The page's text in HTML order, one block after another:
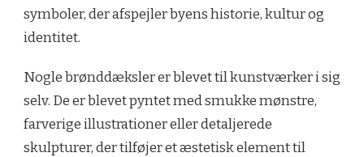
symboler, der afspejler byens historie, kultur og
identitet.
Nogle brønddæksler er blevet til kunstværker i sig
selv. De er blevet pyntet med smukke mønstre,
farverige illustrationer eller detaljerede
skulpturer, der tilføjer et æstetisk element til